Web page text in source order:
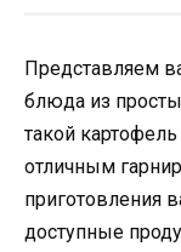
Представляем
блюда из
такой
отличным
приготовления
доступные